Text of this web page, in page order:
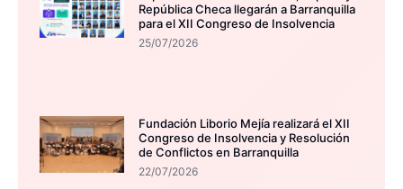
República Checa llegarán a Barranquilla
para el XII Congreso de Insolvencia
25/07/2026
Fundación Liborio Mejía realizará el XII
Congreso de Insolvencia y Resolución
de Conflictos en Barranquilla
22/07/2026